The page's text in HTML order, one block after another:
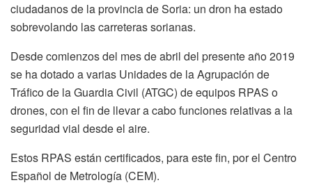
ciudadanos de la provincia de Soria: un dron ha estado
sobrevolando las carreteras sorianas.
Desde comienzos del mes de abril del presente año 2019
se ha dotado a varias Unidades de la Agrupación de
Tráfico de la Guardia Civil (ATGC) de equipos RPAS o
drones, con el fin de llevar a cabo funciones relativas a la
seguridad vial desde el aire.
Estos RPAS están certificados, para este fin, por el Centro
Español de Metrología (CEM).